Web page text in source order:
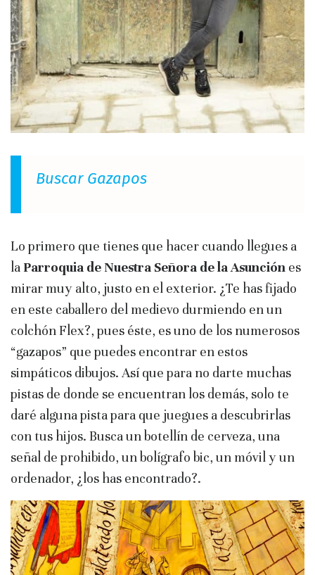
Buscar Gazapos
Lo primero que tienes que hacer cuando llegues a
la Parroquia de Nuestra Señora de la Asunción es
mirar muy alto, justo en el exterior. ¿Te has fijado
en este caballero del medievo durmiendo en un
colchón Flex?, pues éste, es uno de los numerosos
“gazapos” que puedes encontrar en estos
simpáticos dibujos. Así que para no darte muchas
pistas de donde se encuentran los demás, solo te
daré alguna pista para que juegues a descubrirlas
con tus hijos. Busca un botellín de cerveza, una
señal de prohibido, un bolígrafo bic, un móvil y un
ordenador, ¿los has encontrado?.